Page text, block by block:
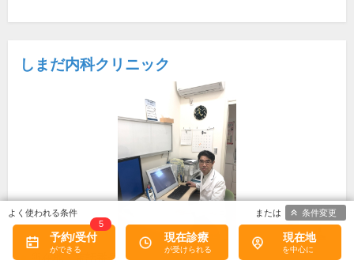
しまだ内科クリニック
所在地・電話番号
予約/受付
5
現在診療 現在地
条件変更